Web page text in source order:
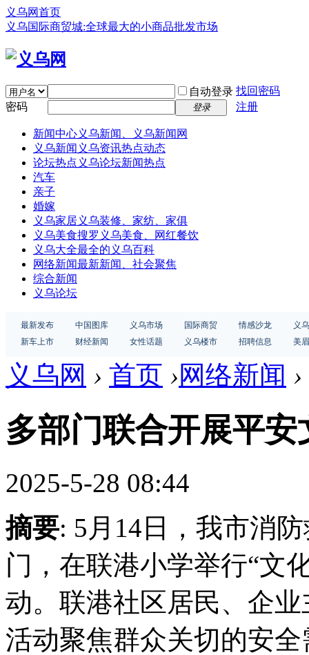
义乌网首页
义乌国际商贸城:全球最大的小商品批发市场
自动登录 找回密码
密码
登录 注册
新闻中心义乌新闻、义乌新闻网
义乌新闻 义乌资讯热点动态
论坛热点 义乌论坛新闻热点
汽车
亲子
婚嫁
义乌家居义乌装修、家纺、家俱
义乌美食搜罗义乌美食、网红餐饮
义乌大全最全的义乌百科
网络新闻最新新闻、社会聚焦
综合新闻
义乌论坛
最新发布 中国图库 义乌市场 国际商贸 情感沙龙
义
新车上市
财经新闻 女性话题 义乌楼市 招聘信息 美
义乌网 › 首页 ›网络新闻 ›
多部门联合开展平安
2025-5-28 08:44
摘要: 5月14日，我市消
门，在联港小学举行“文
动。联港社区居民、企
活动聚焦群众关切的安